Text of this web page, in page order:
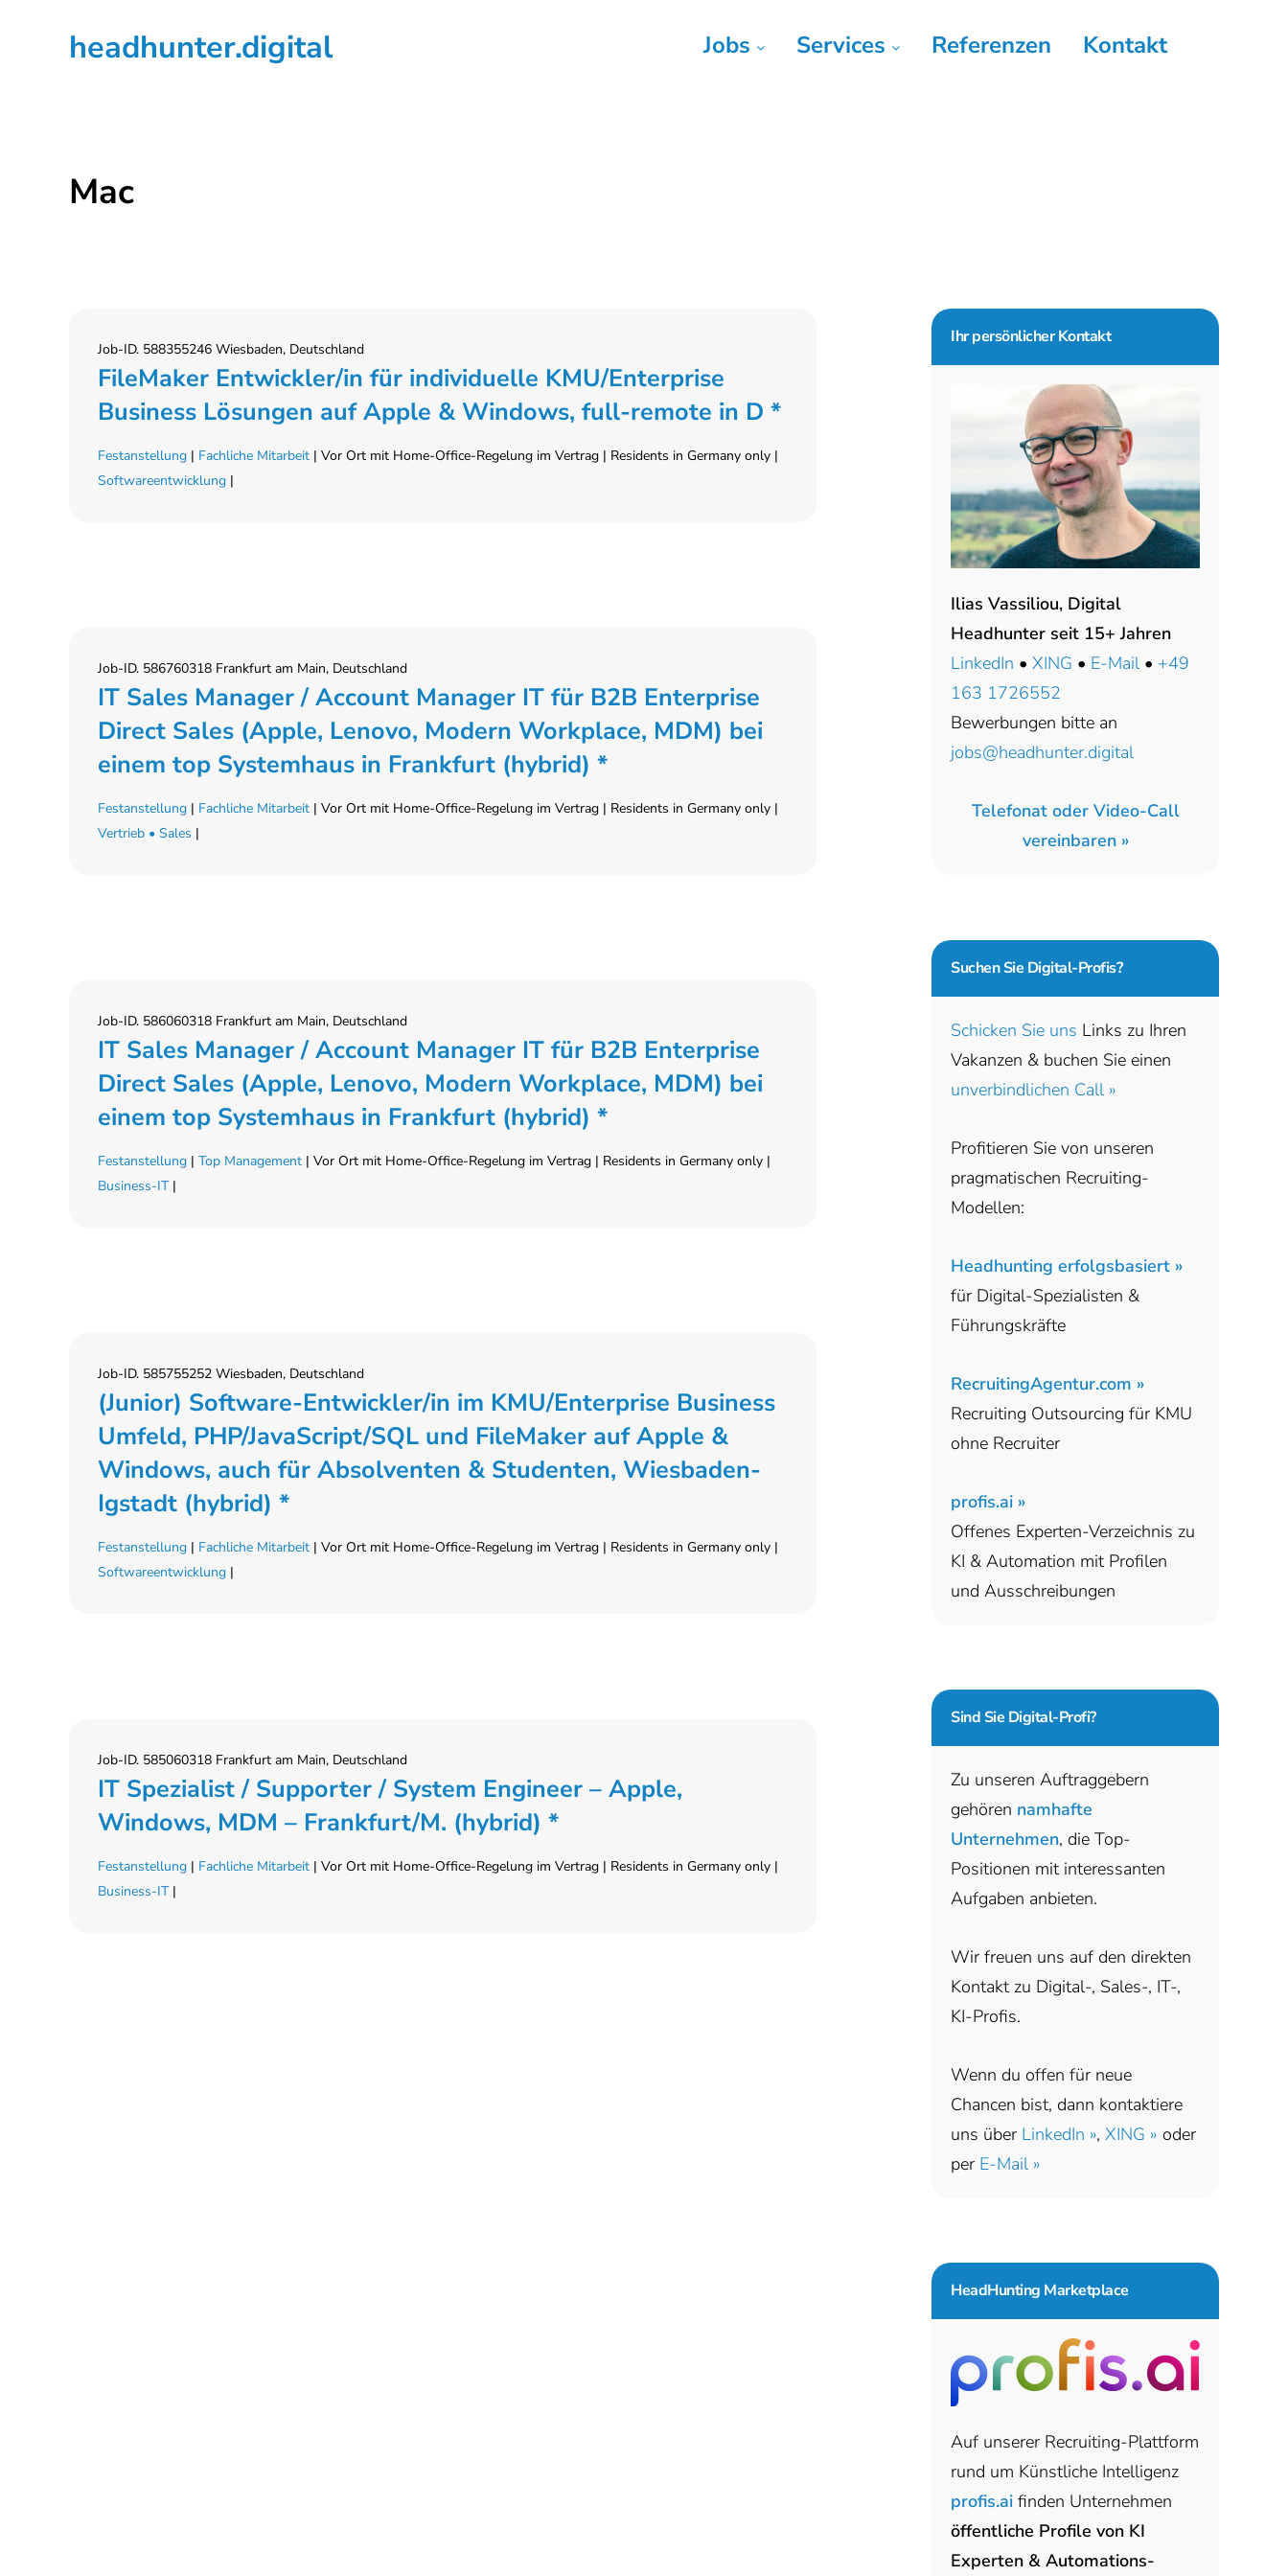
Hauptnavigation
Seitenspalteheadhunter.digital Jobs Services Referenzen Kontakt
Mac
Job-ID. 588355246 Wiesbaden, Deutschland
FileMaker Entwickler/in für individuelle KMU/Enterprise
Business Lösungen auf Apple & Windows, full-remote in D *
Festanstellung | Fachliche Mitarbeit | Vor Ort mit Home-Office-Regelung im Vertrag | Residents in Germany only |
Softwareentwicklung |
Job-ID. 586760318 Frankfurt am Main, Deutschland
IT Sales Manager / Account Manager IT für B2B Enterprise
Direct Sales (Apple, Lenovo, Modern Workplace, MDM) bei
einem top Systemhaus in Frankfurt (hybrid) *
Festanstellung | Fachliche Mitarbeit | Vor Ort mit Home-Office-Regelung im Vertrag | Residents in Germany only |
Vertrieb • Sales |
Job-ID. 586060318 Frankfurt am Main, Deutschland
IT Sales Manager / Account Manager IT für B2B Enterprise
Direct Sales (Apple, Lenovo, Modern Workplace, MDM) bei
einem top Systemhaus in Frankfurt (hybrid) *
Festanstellung | Top Management | Vor Ort mit Home-Office-Regelung im Vertrag | Residents in Germany only |
Business-IT|
Job-ID. 585755252 Wiesbaden, Deutschland
(Junior) Software-Entwickler/in im KMU/Enterprise Business
Umfeld, PHP/JavaScript/SQL und FileMaker auf Apple &
Windows, auch für Absolventen & Studenten, Wiesbaden-
Igstadt (hybrid) *
Festanstellung | Fachliche Mitarbeit | Vor Ort mit Home-Office-Regelung im Vertrag | Residents in Germany only |
Softwareentwicklung |
Job-ID. 585060318 Frankfurt am Main, Deutschland
IT Spezialist / Supporter / System Engineer – Apple,
Windows, MDM – Frankfurt/M. (hybrid) *
Festanstellung | Fachliche Mitarbeit | Vor Ort mit Home-Office-Regelung im Vertrag | Residents in Germany only |
Business-IT|
Seitenspalte
Ihr persönlicher Kontakt
Ilias Vassiliou, Digital
Headhunter seit 15+ Jahren
LinkedIn • XING • E-Mail • +49
163 1726552
Bewerbungen bitte an
jobs@headhunter.digital
Telefonat oder Video-Call
vereinbaren »
Suchen Sie Digital-Profis?
Schicken Sie uns Links zu Ihren
Vakanzen & buchen Sie einen
unverbindlichen Call »
Profitieren Sie von unseren
pragmatischen Recruiting-
Modellen:
Headhunting erfolgsbasiert »
für Digital-Spezialisten &
Führungskräfte
RecruitingAgentur.com »
Recruiting Outsourcing für KMU
ohne Recruiter
profis.ai »
Offenes Experten-Verzeichnis zu
KI & Automation mit Profilen
und Ausschreibungen
Sind Sie Digital-Profi?
Zu unseren Auftraggebern
gehören namhafte
Unternehmen, die Top-
Positionen mit interessanten
Aufgaben anbieten.
Wir freuen uns auf den direkten
Kontakt zu Digital-, Sales-, IT-,
KI-Profis.
Wenn du offen für neue
Chancen bist, dann kontaktiere
uns über LinkedIn », XING » oder
per E-Mail »
HeadHunting Marketplace
Auf unserer Recruiting-Plattform
rund um Künstliche Intelligenz
profis.ai finden Unternehmen
öffentliche Profile von KI
Experten & Automations-